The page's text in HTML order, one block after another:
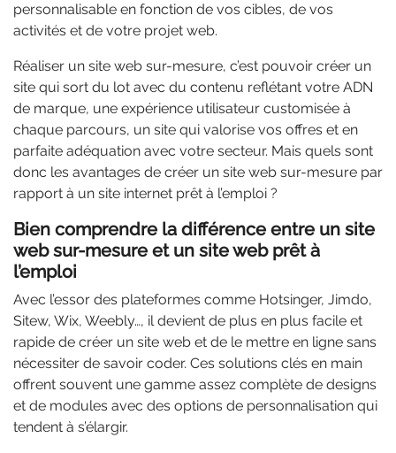
personnalisable en fonction de vos cibles, de vos
activités et de votre projet web.
Réaliser un site web sur-mesure, c’est pouvoir créer un
site qui sort du lot avec du contenu reflétant votre ADN
de marque, une expérience utilisateur customisée à
chaque parcours, un site qui valorise vos offres et en
parfaite adéquation avec votre secteur. Mais quels sont
donc les avantages de créer un site web sur-mesure par
rapport à un site internet prêt à l’emploi ?
Bien comprendre la différence entre un site
web sur-mesure et un site web prêt à
l’emploi
Avec l’essor des plateformes comme Hotsinger, Jimdo,
Sitew, Wix, Weebly…, il devient de plus en plus facile et
rapide de créer un site web et de le mettre en ligne sans
nécessiter de savoir coder. Ces solutions clés en main
offrent souvent une gamme assez complète de designs
et de modules avec des options de personnalisation qui
tendent à s’élargir.